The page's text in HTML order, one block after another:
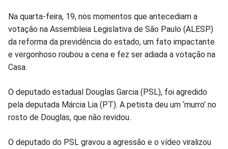
Compartilhar
no
Facebook
Compartilhar
no
Compartilhar
no
Compartilhar
no
Compartilhar
no
no
Na quarta-feira, 19, nos momentos que antecediam a
votação na Assembleia Legislativa de São Paulo (ALESP)
da reforma da previdência do estado, um fato impactante
e vergonhoso roubou a cena e fez ser adiada a votação na
Casa.
O deputado estadual Douglas Garcia (PSL), foi agredido
pela deputada Márcia Lia (PT). A petista deu um ‘murro’ no
rosto de Douglas, que não revidou.
O deputado do PSL gravou a agressão e o vídeo viralizou